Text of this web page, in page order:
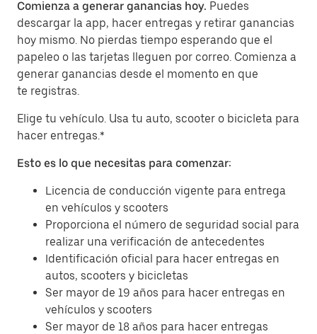
Comienza a generar ganancias hoy. Puedes
descargar la app, hacer entregas y retirar ganancias
hoy mismo. No pierdas tiempo esperando que el
papeleo o las tarjetas lleguen por correo. Comienza a
generar ganancias desde el momento en que
te registras.
Elige tu vehículo. Usa tu auto, scooter o bicicleta para
hacer entregas.*
Esto es lo que necesitas para comenzar:
Licencia de conducción vigente para entrega
en vehículos y scooters
Proporciona el número de seguridad social para
realizar una verificación de antecedentes
Identificación oficial para hacer entregas en
autos, scooters y bicicletas
Ser mayor de 19 años para hacer entregas en
vehículos y scooters
Ser mayor de 18 años para hacer entregas